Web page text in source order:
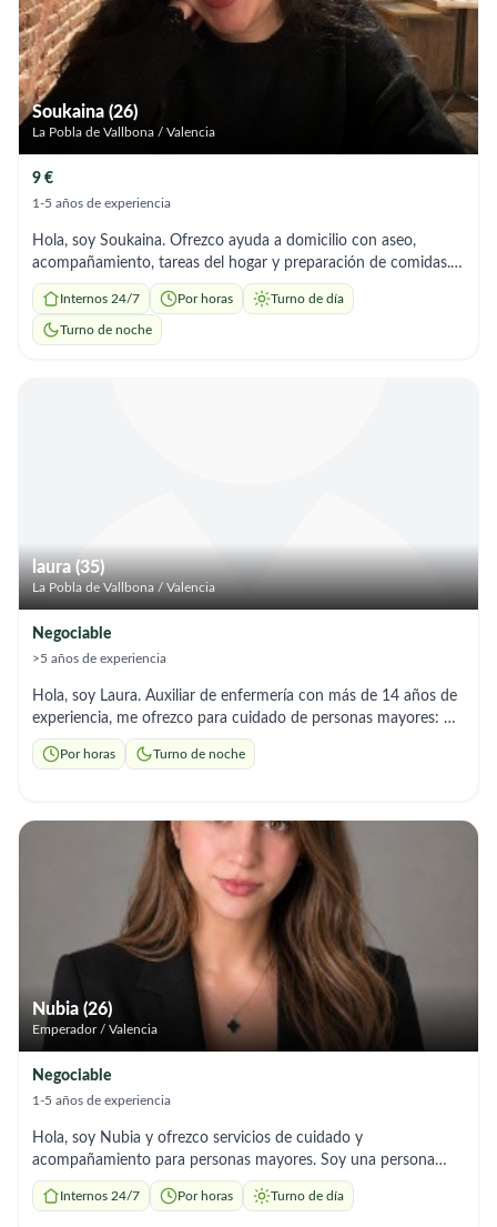
Soukaina (26)
La Pobla de Vallbona / Valencia
9 €
1-5 años de experiencia
Hola, soy Soukaina. Ofrezco ayuda a domicilio con aseo,
acompañamiento, tareas del hogar y preparación de comidas.
Soy responsable y me adapto a los horarios que necesites
Internos 24/7 Por horas Turno de día
Turno de noche
laura (35)
La Pobla de Vallbona / Valencia
Negociable
>5 años de experiencia
Hola, soy Laura. Auxiliar de enfermería con más de 14 años de
experiencia, me ofrezco para cuidado de personas mayores: ✔
Aseo, movilizaciones. ✔ Medicación ✔ Compañía ✔ Paseos
Disponibilidad mañanas o noches de L a V. Persona profesional,
Por horas Turno de noche
Nubia (26)
Emperador / Valencia
Negociable
1-5 años de experiencia
Hola, soy Nubia y ofrezco servicios de cuidado y
acompañamiento para personas mayores. Soy una persona
muy paciente, responsable, alegre y, sobre todo, muy humana.
Tengo experiencia cuidando a personas dependientes,
Internos 24/7 Por horas Turno de día